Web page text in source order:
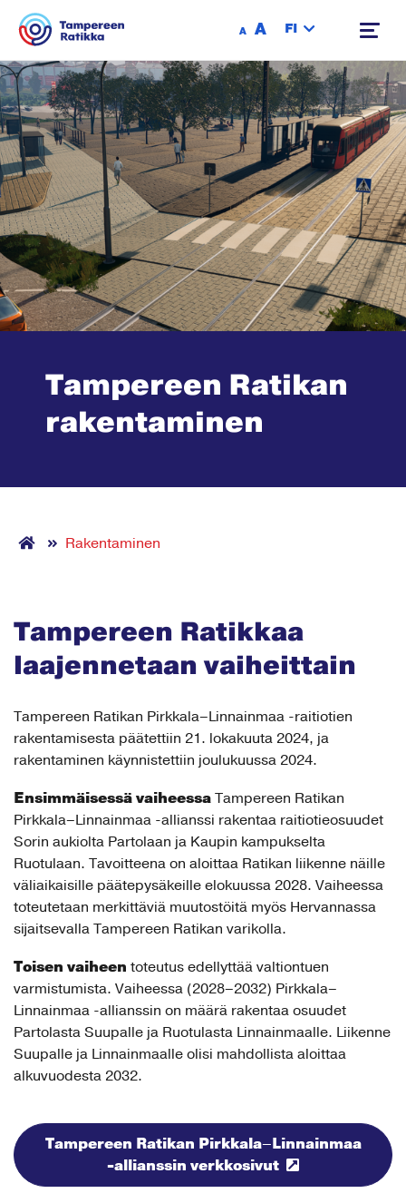
A A FI
Tampereen Ratikan
rakentaminen
Rakentaminen
Tampereen Ratikkaa
laajennetaan vaiheittain
Tampereen Ratikan Pirkkala–Linnainmaa -raitiotien
rakentamisesta päätettiin 21. lokakuuta 2024, ja
rakentaminen käynnistettiin joulukuussa 2024.
Ensimmäisessä vaiheessa Tampereen Ratikan
Pirkkala–Linnainmaa -allianssi rakentaa raitiotieosuudet
Sorin aukiolta Partolaan ja Kaupin kampukselta
Ruotulaan. Tavoitteena on aloittaa Ratikan liikenne näille
väliaikaisille päätepysäkeille elokuussa 2028. Vaiheessa
toteutetaan merkittäviä muutostöitä myös Hervannassa
sijaitsevalla Tampereen Ratikan varikolla.
Toisen vaiheen toteutus edellyttää valtiontuen
varmistumista. Vaiheessa (2028–2032) Pirkkala–
Linnainmaa -allianssin on määrä rakentaa osuudet
Partolasta Suupalle ja Ruotulasta Linnainmaalle. Liikenne
Suupalle ja Linnainmaalle olisi mahdollista aloittaa
alkuvuodesta 2032.
Tampereen Ratikan Pirkkala–Linnainmaa
-allianssin verkkosivut